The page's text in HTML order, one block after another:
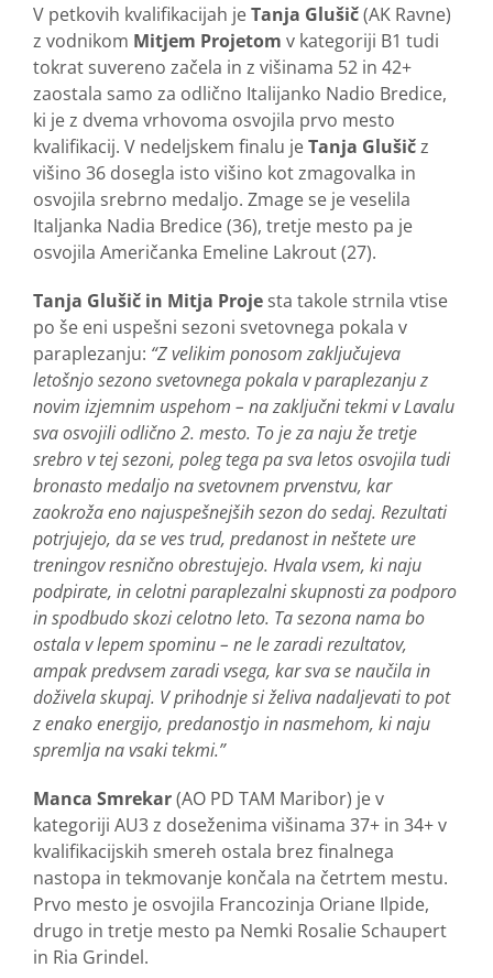
V petkovih kvalifikacijah jeTanja Glušič(AK Ravne)
z vodnikom Mitjem Projetom v kategoriji B1 tudi
tokrat suvereno začela in z višinama 52 in 42+
zaostala samo za odlično Italijanko Nadio Bredice,
ki je z dvema vrhovoma osvojila prvo mesto
kvalifikacij. V nedeljskem finalu jeTanja Glušičz
višino 36 dosegla isto višino kot zmagovalka in
osvojila srebrno medaljo. Zmage se je veselila
Italjanka Nadia Bredice (36), tretje mesto pa je
osvojila Američanka Emeline Lakrout (27).
Tanja Glušič in Mitja Proje sta takole strnila vtise
po še eni uspešni sezoni svetovnega pokala v
paraplezanju: “Z velikim ponosom zaključujeva
letošnjo sezono svetovnega pokala v para­plezanju z
novim izjemnim uspehom – na zaključni tekmi v Lavalu
sva osvojili odlično 2. mesto. To je za naju že tretje
srebro v tej sezoni, poleg tega pa sva letos osvojila tudi
bronasto medaljo na svetovnem prvenstvu, kar
zaokroža eno najuspešnejših sezon do sedaj. Rezultati
potrjujejo, da se ves trud, predanost in neštete ure
treningov resnično obrestujejo. Hvala vsem, ki naju
podpirate, in celotni paraplezalni skupnosti za podporo
in spodbudo skozi celotno leto. Ta sezona nama bo
ostala v lepem spominu – ne le zaradi rezultatov,
ampak predvsem zaradi vsega, kar sva se naučila in
doživela skupaj. V prihodnje si želiva nadaljevati to pot
z enako energijo, predanostjo in nasmehom, ki naju
spremlja na vsaki tekmi.”
Manca Smrekar(AO PD TAM Maribor) je v
kategoriji AU3 z doseženima višinama 37+ in 34+ v
kvalifikacijskih smereh ostala brez finalnega
nastopa in tekmovanje končala na četrtem mestu.
Prvo mesto je osvojila Francozinja Oriane Ilpide,
drugo in tretje mesto pa Nemki Rosalie Schaupert
in Ria Grindel.